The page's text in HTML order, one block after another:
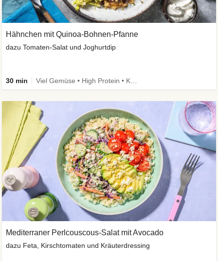
Hähnchen mit Quinoa-Bohnen-Pfanne
dazu Tomaten-Salat und Joghurtdip
30 min
Mediterraner Perlcouscous-Salat mit Avocado
dazu Feta, Kirschtomaten und Kräuterdressing